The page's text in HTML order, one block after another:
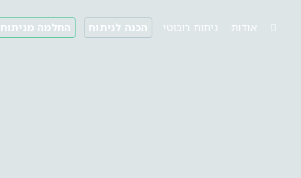
אודות ניתוח רובוטי הכנה לניתוח החלמה מניתוח